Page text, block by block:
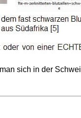
sich in der